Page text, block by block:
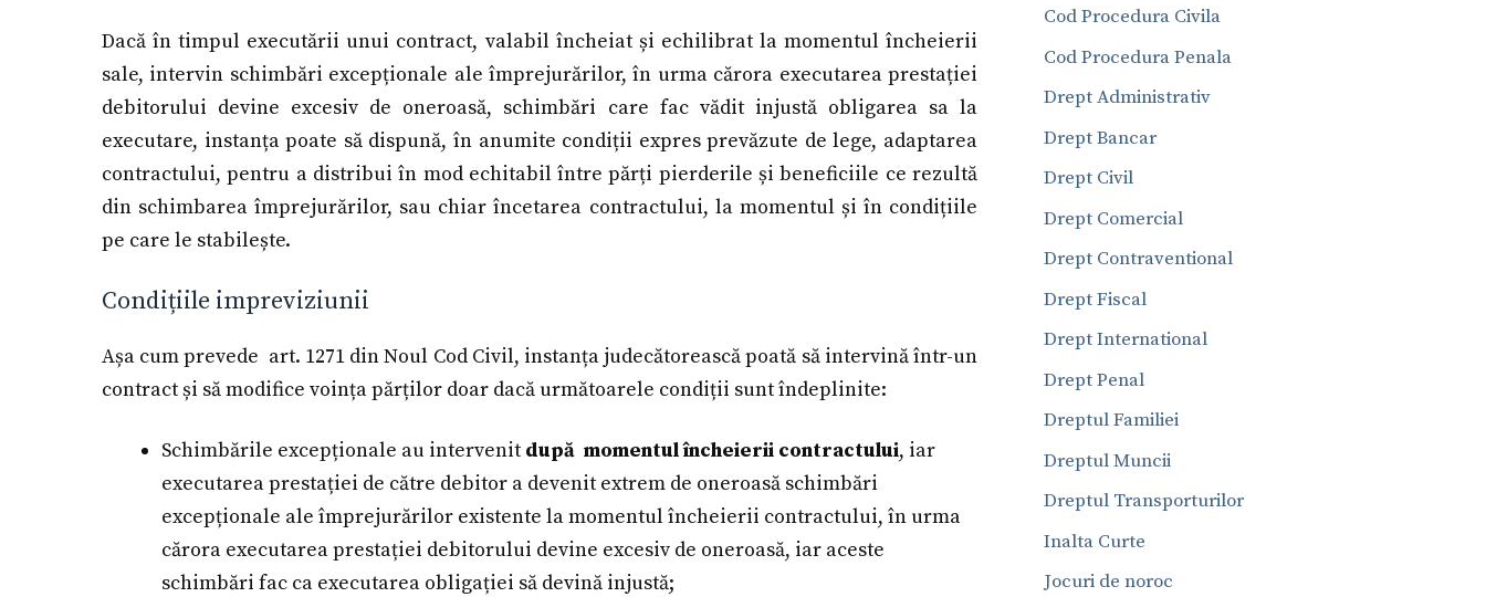
Dacă în timpul executării unui contract, valabil încheiat și echilibrat la momentul încheierii
sale, intervin schimbări excepționale ale împrejurărilor, în urma cărora executarea prestației
debitorului devine excesiv de oneroasă, schimbări care fac vădit injustă obligarea sa la
executare, instanța poate să dispună, în anumite condiții expres prevăzute de lege, adaptarea
contractului, pentru a distribui în mod echitabil între părți pierderile și beneficiile ce rezultă
din schimbarea împrejurărilor, sau chiar încetarea contractului, la momentul și în condițiile
pe care le stabilește.
Condițiile impreviziunii
Așa cum prevede art. 1271 din Noul Cod Civil, instanța judecătorească poată să intervină într-un
contract și să modifice voința părților doar dacă următoarele condiții sunt îndeplinite:
Schimbările excepționale au intervenit după momentul încheierii contractului, iar
executarea prestației de către debitor a devenit extrem de oneroasă schimbări
excepționale ale împrejurărilor existente la momentul încheierii contractului, în urma
cărora executarea prestației debitorului devine excesiv de oneroasă, iar aceste
schimbări fac ca executarea obligației să devină injustă;
Cod Procedura Civila
Cod Procedura Penala
Drept Administrativ
Drept Bancar
Drept Civil
Drept Comercial
Drept Contraventional
Drept Fiscal
Drept International
Drept Penal
Dreptul Familiei
Dreptul Muncii
Dreptul Transporturilor
Inalta Curte
Jocuri de noroc